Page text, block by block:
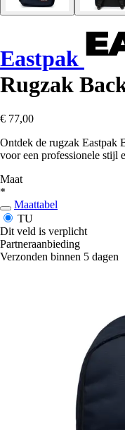
Eastpak
Rugzak
€ 77,00
Ontdek de rugzak Eastpak
voor een professionele stijl
Maat
*
Maattabel
TU
Dit veld is verplicht
Partneraanbieding
Verzonden binnen 5 dagen